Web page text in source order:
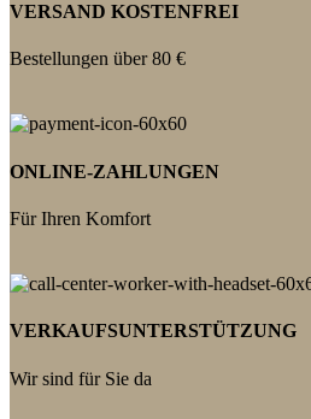
VERSAND KOSTENFREI
Bestellungen über 80 €
ONLINE-ZAHLUNGEN
Für Ihren Komfort
VERKAUFSUNTERSTÜTZUNG
Wir sind für Sie da